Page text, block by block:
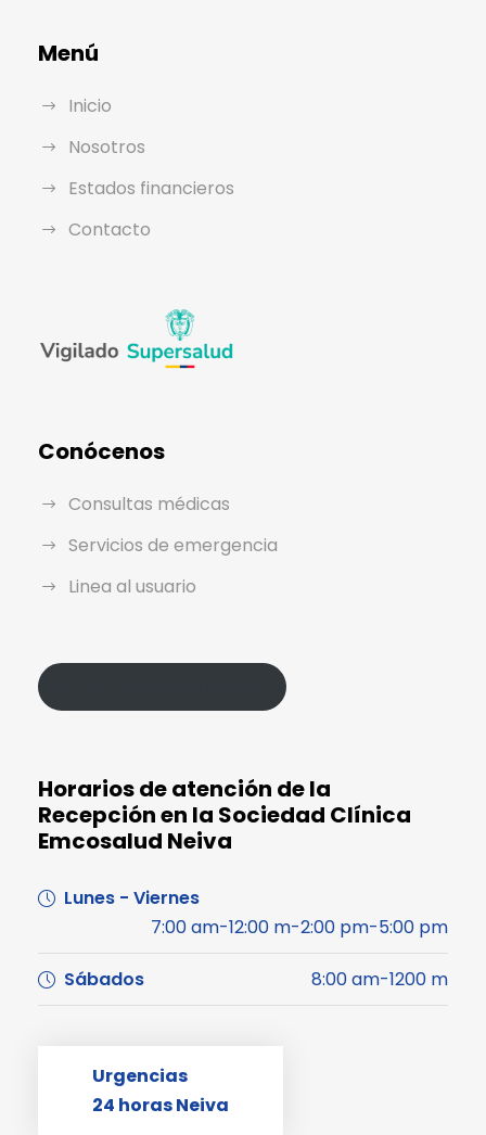
Menú
Inicio
Nosotros
Estados financieros
Contacto
Conócenos
Consultas médicas
Servicios de emergencia
Linea al usuario
Horarios de atención de la
Recepción en la Sociedad Clínica
Emcosalud Neiva
Lunes - Viernes
7:00 am-12:00 m-2:00 pm-5:00 pm
Sábados 8:00 am-1200 m
Urgencias
24 horas Neiva